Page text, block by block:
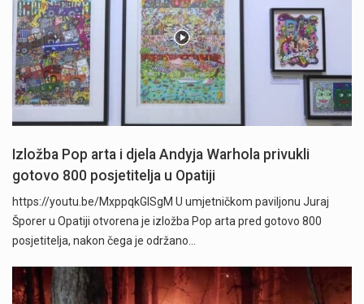
Izložba Pop arta i djela Andyja Warhola privukli
gotovo 800 posjetitelja u Opatiji
https://youtu.be/MxppqkGISgM U umjetničkom paviljonu Juraj
Šporer u Opatiji otvorena je izložba Pop arta pred gotovo 800
posjetitelja, nakon čega je održano…